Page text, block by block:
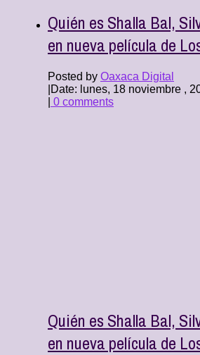
Quién es Shalla Bal,
en nueva película de
Posted by Oaxaca Digital
Date: lunes, 18 noviembre ,
0 comments
Quién es Shalla Bal,
en nueva película de